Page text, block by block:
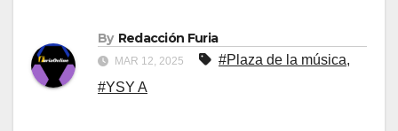
By Redacción Furia
MAR 12, 2025 #Plaza de la música,
#YSY A